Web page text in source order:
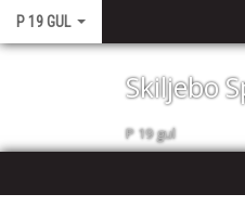
P 19 GUL
Skiljebo
P 19 gul